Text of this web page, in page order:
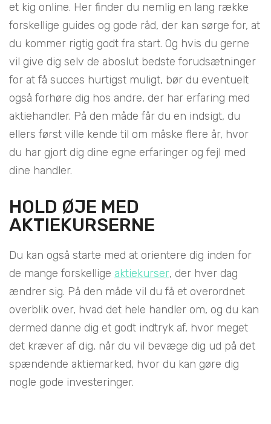
et kig online. Her finder du nemlig en lang række
forskellige guides og gode råd, der kan sørge for, at
du kommer rigtig godt fra start. Og hvis du gerne
vil give dig selv de aboslut bedste forudsætninger
for at få succes hurtigst muligt, bør du eventuelt
også forhøre dig hos andre, der har erfaring med
aktiehandler. På den måde får du en indsigt, du
ellers først ville kende til om måske flere år, hvor
du har gjort dig dine egne erfaringer og fejl med
dine handler.
HOLD ØJE MED
AKTIEKURSERNE
Du kan også starte med at orientere dig inden for
de mange forskellige aktiekurser, der hver dag
ændrer sig. På den måde vil du få et overordnet
overblik over, hvad det hele handler om, og du kan
dermed danne dig et godt indtryk af, hvor meget
det kræver af dig, når du vil bevæge dig ud på det
spændende aktiemarked, hvor du kan gøre dig
nogle gode investeringer.